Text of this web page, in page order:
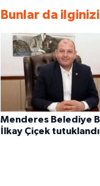
Bunlar da
Menderes Belediye
İlkay Çiçek tutuklandı